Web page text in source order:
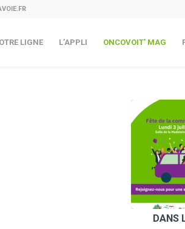
LIGNE L’APPLI ONCOVOIT’ MAG
DANS